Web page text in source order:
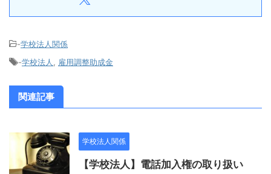
-学校法人関係
-学校法人 雇用調整助成金
関連記事
学校法人関係
【学校法人】電話加入権の取り扱い